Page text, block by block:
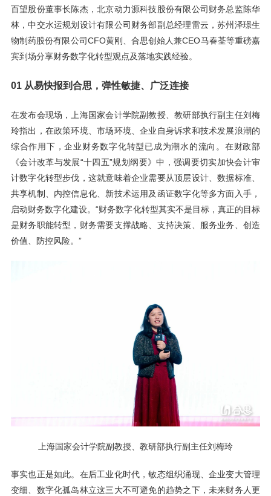
百望股份董事长陈杰，北京动力源科技股份有限公司财务总监陈华
林，中交水运规划设计有限公司财务部副总经理雷云，苏州泽璟生
物制药股份有限公司CFO黄刚、合思创始人兼CEO马春荃等重磅嘉
宾到场分享财务数字化转型观点及落地实践经验。
01 从易快报到合思，弹性敏捷、广泛连接
在发布会现场，上海国家会计学院副教授、教研部执行副主任刘梅
玲指出，在政策环境、市场环境、企业自身诉求和技术发展浪潮的
综合作用下，企业财务数字化转型已成为潮水的流向。在财政部
《会计改革与发展“十四五”规划纲要》中，强调要切实加快会计审
计数字化转型步伐，这就意味着企业需要从顶层设计、数据标准、
共享机制、内控信息化、新技术运用及函证数字化等多方面入手，
启动财务数字化建设。“财务数字化转型其实不是目标，真正的目标
是财务职能转型，财务需要支撑战略、支持决策、服务业务、创造
价值、防控风险。”
上海国家会计学院副教授、教研部执行副主任刘梅玲
事实也正是如此。在后工业化时代，敏态组织涌现、企业变大管理
变细、数字化孤岛林立这三大不可避免的趋势之下，未来财务人更